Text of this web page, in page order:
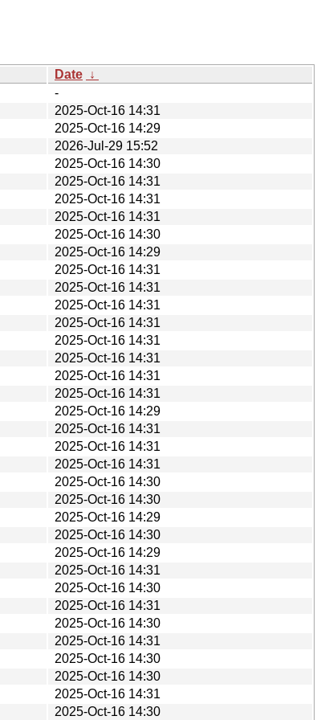
Date ↓
-
2025-Oct-16 14:31
2025-Oct-16 14:29
2026-Jul-29 15:52
2025-Oct-16 14:30
2025-Oct-16 14:31
2025-Oct-16 14:31
2025-Oct-16 14:31
2025-Oct-16 14:30
2025-Oct-16 14:29
2025-Oct-16 14:31
2025-Oct-16 14:31
2025-Oct-16 14:31
2025-Oct-16 14:31
2025-Oct-16 14:31
2025-Oct-16 14:31
2025-Oct-16 14:31
2025-Oct-16 14:31
2025-Oct-16 14:29
2025-Oct-16 14:31
2025-Oct-16 14:31
2025-Oct-16 14:31
2025-Oct-16 14:30
2025-Oct-16 14:30
2025-Oct-16 14:29
2025-Oct-16 14:30
2025-Oct-16 14:29
2025-Oct-16 14:31
2025-Oct-16 14:30
2025-Oct-16 14:31
2025-Oct-16 14:30
2025-Oct-16 14:31
2025-Oct-16 14:30
2025-Oct-16 14:30
2025-Oct-16 14:31
2025-Oct-16 14:30